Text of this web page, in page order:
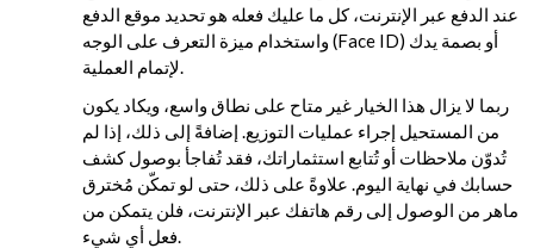
عند الدفع عبر الإنترنت، كل ما عليك فعله هو تحديد موقع الدفع
واستخدام ميزة التعرف على الوجه (Face ID) أو بصمة يدك
لإتمام العملية.
ربما لا يزال هذا الخيار غير متاح على نطاق واسع، ويكاد يكون
من المستحيل إجراء عمليات التوزيع. إضافةً إلى ذلك، إذا لم
تُدوّن ملاحظات أو تُتابع استثماراتك، فقد تُفاجأ بوصول كشف
حسابك في نهاية اليوم. علاوةً على ذلك، حتى لو تمكّن مُخترق
ماهر من الوصول إلى رقم هاتفك عبر الإنترنت، فلن يتمكن من
فعل أي شيء.